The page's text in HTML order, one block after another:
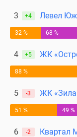
3 +4 Левел
32 % 68 %
4 +5 ЖК
88 %
5 -3 ЖК
51 % 49 %
6 -2 Квартал